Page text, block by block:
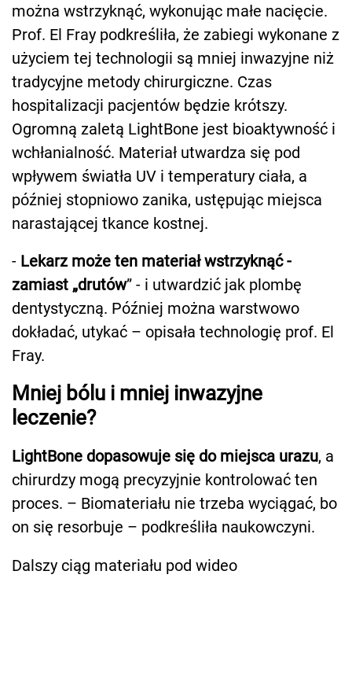
można wstrzyknąć, wykonując małe nacięcie.
Prof. El Fray podkreśliła, że zabiegi wykonane z
użyciem tej technologii są mniej inwazyjne niż
tradycyjne metody chirurgiczne. Czas
hospitalizacji pacjentów będzie krótszy.
Ogromną zaletą LightBone jest bioaktywność i
wchłanialność. Materiał utwardza się pod
wpływem światła UV i temperatury ciała, a
później stopniowo zanika, ustępując miejsca
narastającej tkance kostnej.
- Lekarz może ten materiał wstrzyknąć -
zamiast „drutów” - i utwardzić jak plombę
dentystyczną. Później można warstwowo
dokładać, utykać – opisała technologię prof. El
Fray.
Mniej bólu i mniej inwazyjne
leczenie?
LightBone dopasowuje się do miejsca urazu, a
chirurdzy mogą precyzyjnie kontrolować ten
proces. – Biomateriału nie trzeba wyciągać, bo
on się resorbuje – podkreśliła naukowczyni.
Dalszy ciąg materiału pod wideo